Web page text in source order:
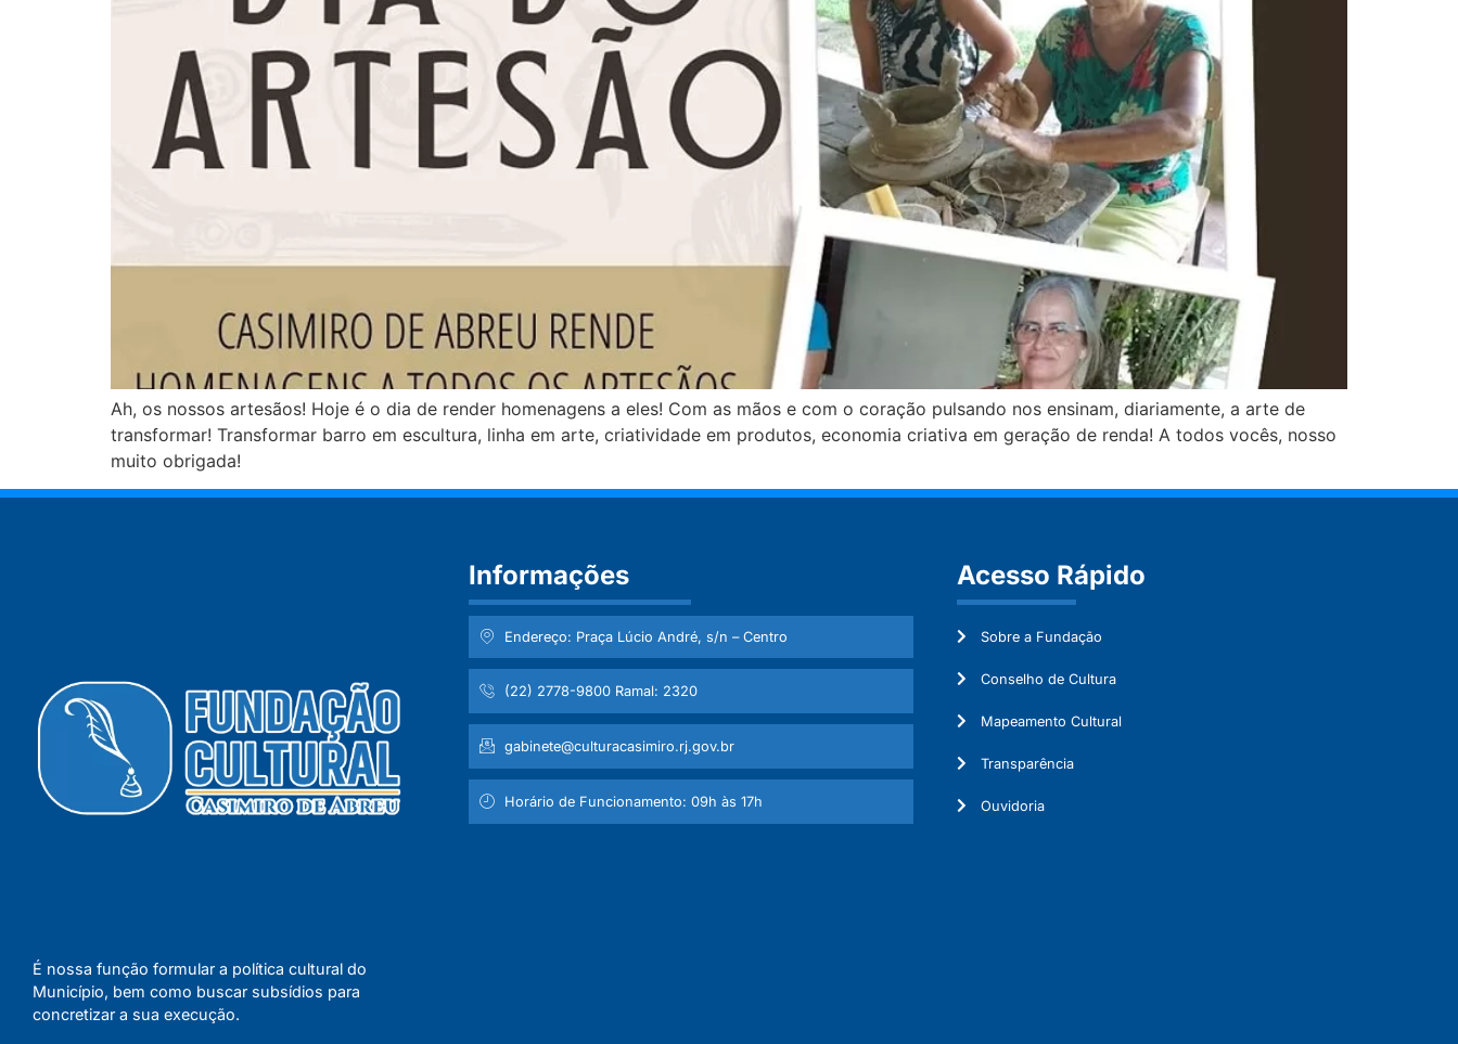
Ah, os nossos artesãos! Hoje é o dia de render homenagens a eles! Com as mãos e com o coração pulsando nos ensinam, diariamente, a arte de
transformar! Transformar barro em escultura, linha em arte, criatividade em produtos, economia criativa em geração de renda! A todos vocês, nosso
muito obrigada!
É nossa função formular a política cultural do
Município, bem como buscar subsídios para
concretizar a sua execução.
Informações
Endereço: Praça Lúcio André, s/n – Centro
(22) 2778-9800 Ramal: 2320
gabinete@culturacasimiro.rj.gov.br
Horário de Funcionamento: 09h às 17h
Acesso Rápido
Sobre a Fundação
Conselho de Cultura
Mapeamento Cultural
Transparência
Ouvidoria